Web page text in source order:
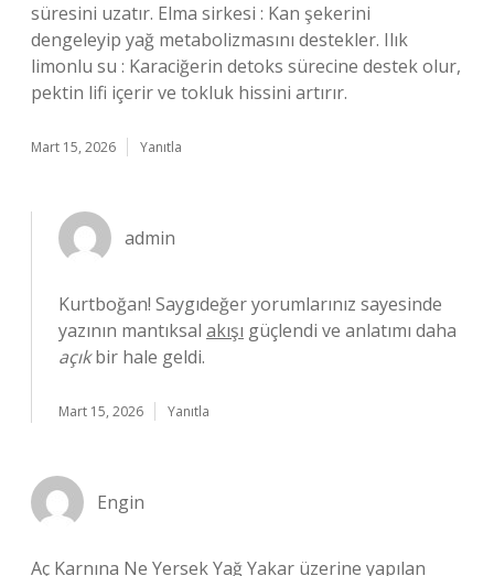
süresini uzatır. Elma sirkesi : Kan şekerini
dengeleyip yağ metabolizmasını destekler. Ilık
limonlu su : Karaciğerin detoks sürecine destek olur,
pektin lifi içerir ve tokluk hissini artırır.
Mart 15, 2026 Yanıtla
admin
Kurtboğan! Saygıdeğer yorumlarınız sayesinde
yazının mantıksal akışı güçlendi ve anlatımı daha
açıkbir hale geldi.
Mart 15, 2026 Yanıtla
Engin
Aç Karnına Ne Yersek Yağ Yakar üzerine yapılan